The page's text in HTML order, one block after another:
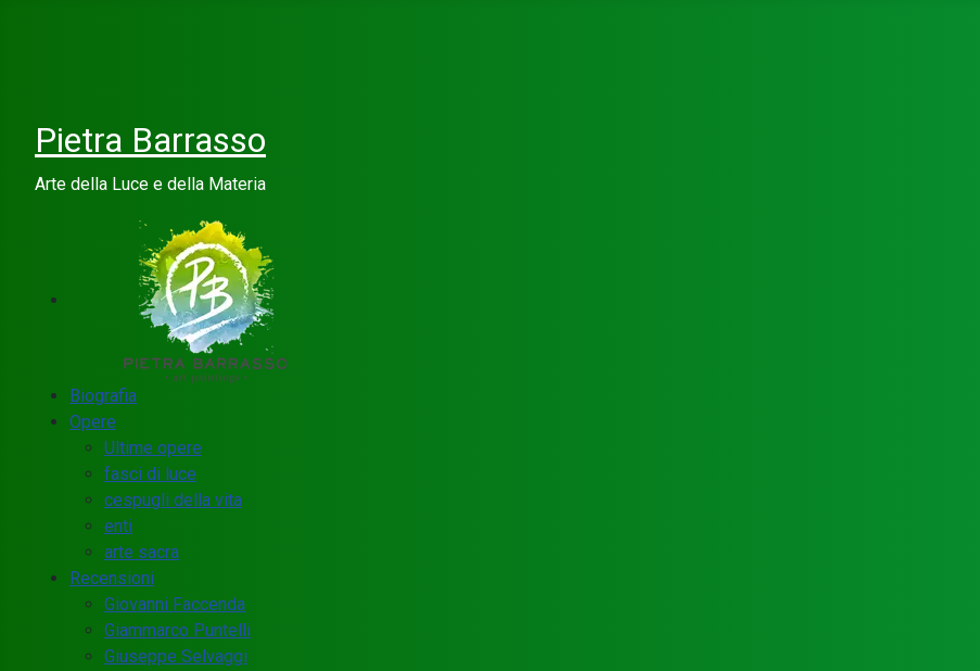
Pietra Barrasso
Arte della Luce e della Materia
Biografia
Opere
Ultime opere
fasci di luce
cespugli della vita
enti
arte sacra
Recensioni
Giovanni Faccenda
Giammarco Puntelli
Giuseppe Selvaggi